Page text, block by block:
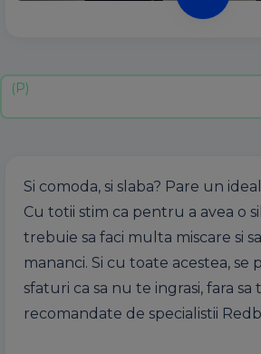
Si comoda, si slaba? Pare un
Cu totii stim ca pentru a avea o
trebuie sa faci multa miscare si
mananci. Si cu toate acestea, se
sfaturi ca sa nu te ingrasi, fara sa
recomandate de specialistii